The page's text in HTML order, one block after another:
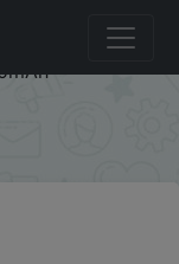
Redmi
DotDisplay